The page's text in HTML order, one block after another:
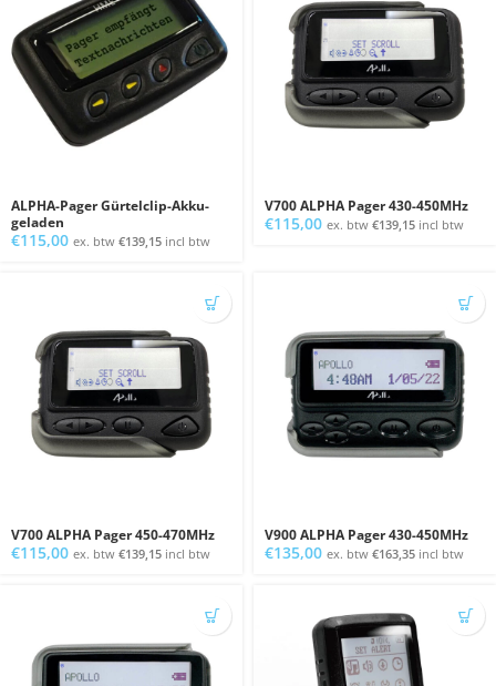
ALPHA-Pager Gürtelclip-Akku-
geladen
€115,00 ex. btw €139,15 incl btw
V700 ALPHA Pager 430-450MHz
€115,00 ex. btw €139,15 incl btw
V700 ALPHA Pager 450-470MHz
€115,00 ex. btw €139,15 incl btw
V900 ALPHA Pager 430-450MHz
€135,00 ex. btw €163,35 incl btw